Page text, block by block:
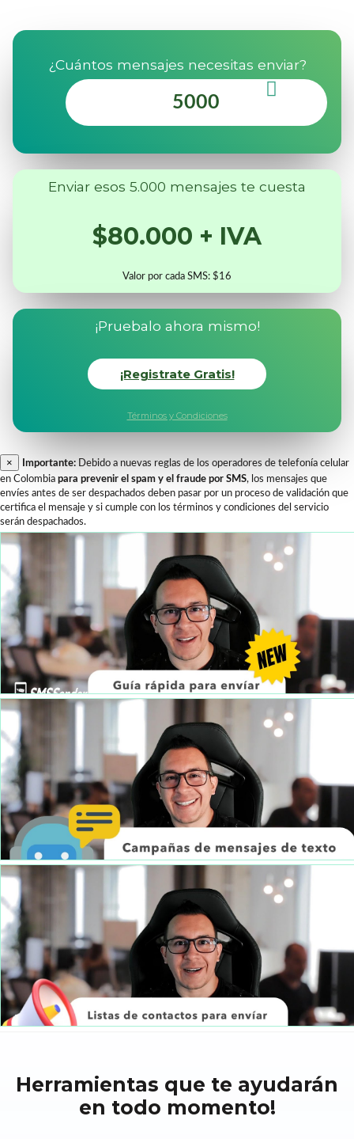
¿Cuántos mensajes necesitas enviar?
Enviar esos 5.000 mensajes te cuesta
$80.000 + IVA
Valor por cada SMS: $16
¡Pruebalo ahora mismo!
¡Registrate Gratis!
Términos y Condiciones
× Importante: Debido a nuevas reglas de los operadores de telefonía celular
en Colombia para prevenir el spam y el fraude por SMS, los mensajes que
envíes antes de ser despachados deben pasar por un proceso de validación que
certifica el mensaje y si cumple con los términos y condiciones del servicio
serán despachados.
Herramientas que te ayudarán
en todo momento!